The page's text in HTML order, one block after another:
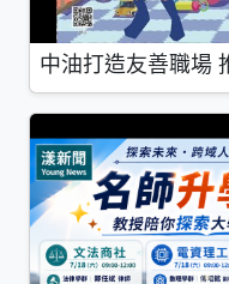
中油打造友善職場